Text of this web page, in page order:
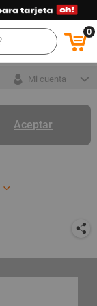
0
Mi cuenta
Aceptar